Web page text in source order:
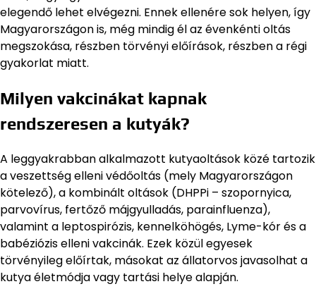
elegendő lehet elvégezni. Ennek ellenére sok helyen, így
Magyarországon is, még mindig él az évenkénti oltás
megszokása, részben törvényi előírások, részben a régi
gyakorlat miatt.
Milyen vakcinákat kapnak
rendszeresen a kutyák?
A leggyakrabban alkalmazott kutyaoltások közé tartozik
a veszettség elleni védőoltás (mely Magyarországon
kötelező), a kombinált oltások (DHPPi – szopornyica,
parvovírus, fertőző májgyulladás, parainfluenza),
valamint a leptospirózis, kennelköhögés, Lyme-kór és a
babéziózis elleni vakcinák. Ezek közül egyesek
törvényileg előírtak, másokat az állatorvos javasolhat a
kutya életmódja vagy tartási helye alapján.